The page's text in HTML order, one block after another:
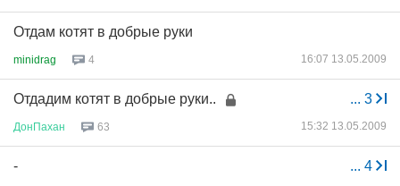
Отдам котят в добрые руки
minidrag 4 16:07 13.05.2009
... 3
Отдадим котят в добрые руки..
ДонПахан 63 15:32 13.05.2009
... 4
-